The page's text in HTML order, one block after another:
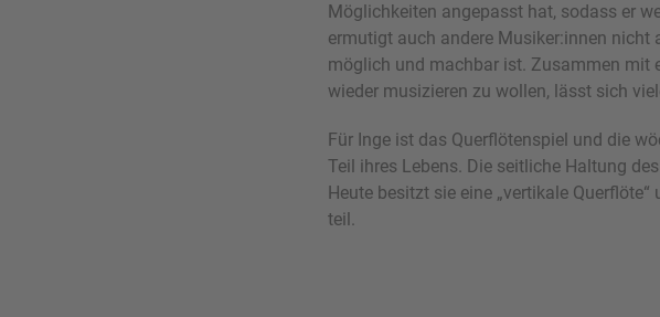
Möglichkeiten angepasst hat, sodass er
ermutigt auch andere Musiker:innen nicht
möglich und machbar ist. Zusammen mit
wieder musizieren zu wollen, lässt sich
Für Inge ist das Querflötenspiel und die
Teil ihres Lebens. Die seitliche Haltung
Heute besitzt sie eine „vertikale
teil.